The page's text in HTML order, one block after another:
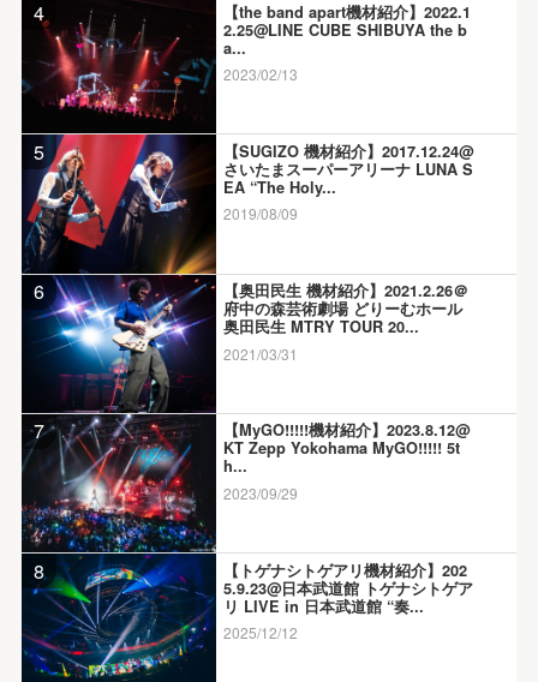
4
【the band apart機材紹介】2022.1
2.25@LINE CUBE SHIBUYA the b
a...
2023/02/13
5
【SUGIZO 機材紹介】2017.12.24@
さいたまスーパーアリーナ LUNA S
EA “The Holy...
2019/08/09
6
【奥田民生 機材紹介】2021.2.26＠
府中の森芸術劇場 どりーむホール
奥田民生 MTRY TOUR 20...
2021/03/31
7
【MyGO!!!!!機材紹介】2023.8.12@
KT Zepp Yokohama MyGO!!!!! 5t
h...
2023/09/29
8
【トゲナシトゲアリ機材紹介】202
5.9.23@日本武道館 トゲナシトゲア
リ LIVE in 日本武道館 “奏...
2025/12/12